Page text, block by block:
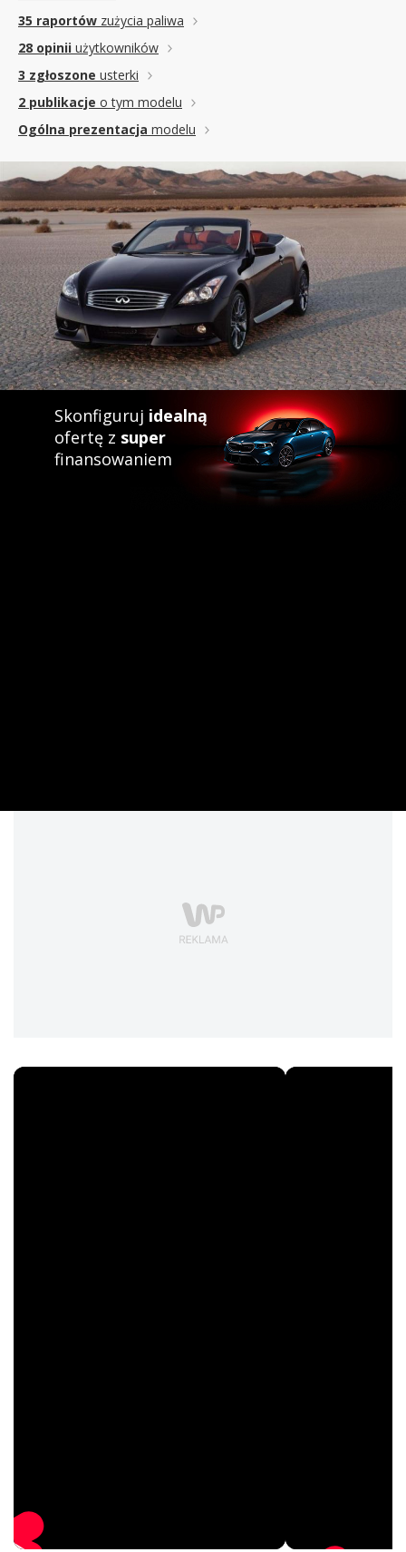
35 raportów zużycia paliwa
28 opinii użytkowników
3 zgłoszone usterki
2 publikacje o tym modelu
Ogólna prezentacja modelu
Skonfiguruj idealną
ofertę z super
finansowaniem